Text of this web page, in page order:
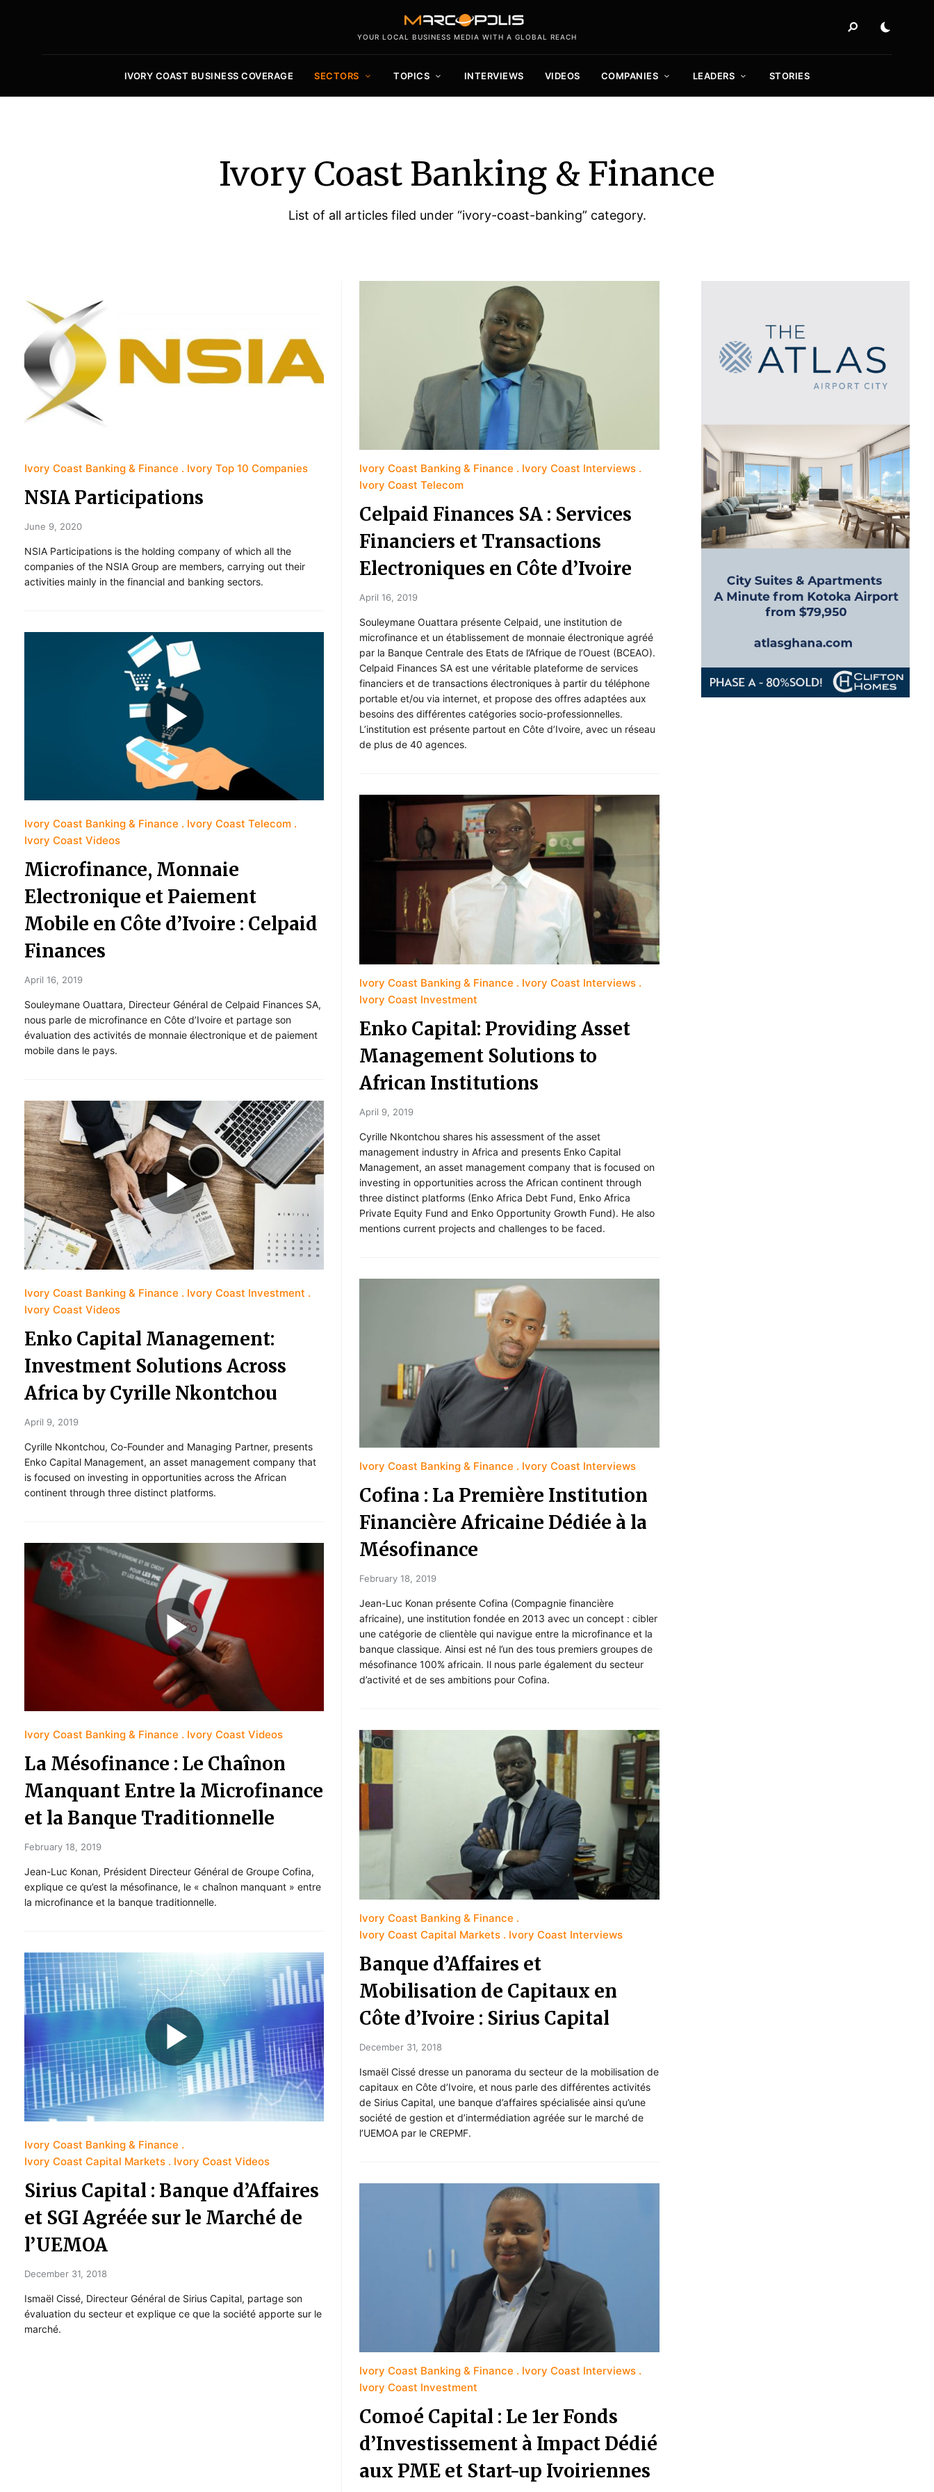
YOUR LOCAL BUSINESS MEDIA WITH A GLOBAL REACH
IVORY COAST BUSINESS COVERAGE SECTORS TOPICS INTERVIEWS VIDEOS COMPANIES LEADERS STORIES
Ivory Coast Banking & Finance
List of all articles filed under “ivory-coast-banking” category.
Ivory Coast Banking & Finance Ivory Top 10 Companies
NSIA Participations
June 9, 2020
NSIA Participations is the holding company of which all the
companies of the NSIA Group are members, carrying out their
activities mainly in the financial and banking sectors.
Ivory Coast Banking & Finance
Ivory Coast Telecom
Ivory Coast Videos
Microfinance, Monnaie
Electronique et Paiement
Mobile en Côte d’Ivoire : Celpaid
Finances
April 16, 2019
Souleymane Ouattara, Directeur Général de Celpaid Finances SA,
nous parle de microfinance en Côte d’Ivoire et partage son
évaluation des activités de monnaie électronique et de paiement
mobile dans le pays.
Ivory Coast Banking & Finance
Ivory Coast Investment
Ivory Coast Videos
Enko Capital Management:
Investment Solutions Across
Africa by Cyrille Nkontchou
April 9, 2019
Cyrille Nkontchou, Co-Founder and Managing Partner, presents
Enko Capital Management, an asset management company that
is focused on investing in opportunities across the African
continent through three distinct platforms.
Ivory Coast Banking & Finance Ivory Coast Videos
La Mésofinance : Le Chaînon
Manquant Entre la Microfinance
et la Banque Traditionnelle
February 18, 2019
Jean-Luc Konan, Président Directeur Général de Groupe Cofina,
explique ce qu’est la mésofinance, le « chaînon manquant » entre
la microfinance et la banque traditionnelle.
Ivory Coast Banking & Finance
Ivory Coast Capital Markets
Ivory Coast Videos
Sirius Capital : Banque d’Affaires
et SGI Agréée sur le Marché de
l’UEMOA
December 31, 2018
Ismaël Cissé, Directeur Général de Sirius Capital, partage son
évaluation du secteur et explique ce que la société apporte sur le
marché.
Ivory Coast Banking & Finance
Ivory Coast Interviews
Ivory Coast Telecom
Celpaid Finances SA : Services
Financiers et Transactions
Electroniques en Côte d’Ivoire
April 16, 2019
Souleymane Ouattara présente Celpaid, une institution de
microfinance et un établissement de monnaie électronique agréé
par la Banque Centrale des Etats de l’Afrique de l’Ouest (BCEAO).
Celpaid Finances SA est une véritable plateforme de services
financiers et de transactions électroniques à partir du téléphone
portable et/ou via internet, et propose des offres adaptées aux
besoins des différentes catégories socio-professionnelles.
L’institution est présente partout en Côte d’Ivoire, avec un réseau
de plus de 40 agences.
Ivory Coast Banking & Finance
Ivory Coast Interviews
Ivory Coast Investment
Enko Capital: Providing Asset
Management Solutions to
African Institutions
April 9, 2019
Cyrille Nkontchou shares his assessment of the asset
management industry in Africa and presents Enko Capital
Management, an asset management company that is focused on
investing in opportunities across the African continent through
three distinct platforms (Enko Africa Debt Fund, Enko Africa
Private Equity Fund and Enko Opportunity Growth Fund). He also
mentions current projects and challenges to be faced.
Ivory Coast Banking & Finance Ivory Coast Interviews
Cofina : La Première Institution
Financière Africaine Dédiée à la
Mésofinance
February 18, 2019
Jean-Luc Konan présente Cofina (Compagnie financière
africaine), une institution fondée en 2013 avec un concept : cibler
une catégorie de clientèle qui navigue entre la microfinance et la
banque classique. Ainsi est né l’un des tous premiers groupes de
mésofinance 100% africain. Il nous parle également du secteur
d’activité et de ses ambitions pour Cofina.
Ivory Coast Banking & Finance
Ivory Coast Capital Markets
Ivory Coast Interviews
Banque d’Affaires et
Mobilisation de Capitaux en
Côte d’Ivoire : Sirius Capital
December 31, 2018
Ismaël Cissé dresse un panorama du secteur de la mobilisation de
capitaux en Côte d’Ivoire, et nous parle des différentes activités
de Sirius Capital, une banque d’affaires spécialisée ainsi qu’une
société de gestion et d’intermédiation agréée sur le marché de
l’UEMOA par le CREPMF.
Ivory Coast Banking & Finance
Ivory Coast Interviews
Ivory Coast Investment
Comoé Capital : Le 1er Fonds
d’Investissement à Impact Dédié
aux PME et Start-up Ivoiriennes